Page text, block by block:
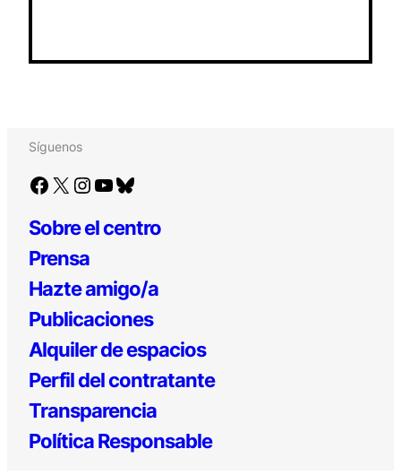
Síguenos
Facebook X Instagram YouTube Bluesky
Sobre el centro
Prensa
Hazte amigo/a
Publicaciones
Alquiler de espacios
Perfil del contratante
Transparencia
Política Responsable